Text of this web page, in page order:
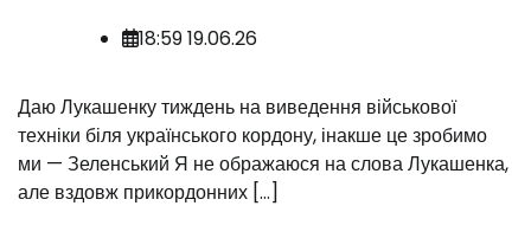
18:59 19.06.26
️Даю Лукашенку тиждень на виведення військової
техніки біля українського кордону, інакше це зробимо
ми — Зеленський Я не ображаюся на слова Лукашенка,
але вздовж прикордонних […]